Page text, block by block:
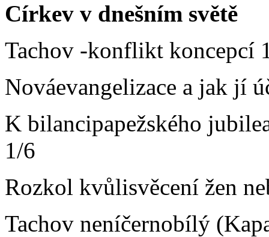
Církev v dnešním světě
Tachov -konflikt koncepcí
Nováevangelizace a jak jí
K bilancipapežského
1/6
Rozkol kvůlisvěcení žen
Tachov neníčernobílý